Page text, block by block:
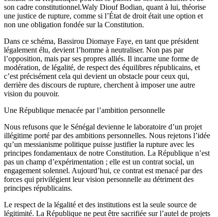
son cadre constitutionnel.Waly Diouf Bodian, quant à lui, théorise
une justice de rupture, comme si l’État de droit était une option et
non une obligation fondée sur la Constitution.
Dans ce schéma, Bassirou Diomaye Faye, en tant que président
légalement élu, devient l’homme à neutraliser. Non pas par
l’opposition, mais par ses propres alliés. Il incarne une forme de
modération, de légalité, de respect des équilibres républicains, et
c’est précisément cela qui devient un obstacle pour ceux qui,
derrière des discours de rupture, cherchent à imposer une autre
vision du pouvoir.
Une République menacée par l’ambition personnelle
Nous refusons que le Sénégal devienne le laboratoire d’un projet
illégitime porté par des ambitions personnelles. Nous rejetons l’idée
qu’un messianisme politique puisse justifier la rupture avec les
principes fondamentaux de notre Constitution. La République n’est
pas un champ d’expérimentation ; elle est un contrat social, un
engagement solennel. Aujourd’hui, ce contrat est menacé par des
forces qui privilégient leur vision personnelle au détriment des
principes républicains.
Le respect de la légalité et des institutions est la seule source de
légitimité. La République ne peut être sacrifiée sur l’autel de projets